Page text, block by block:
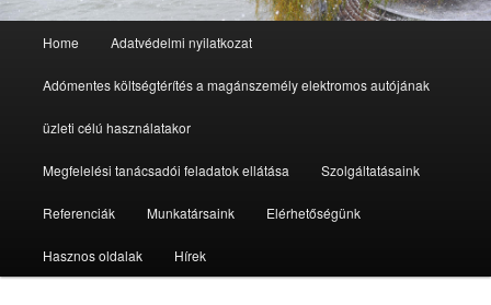
Skip
to
primary
content
Skip
to
secondary
content
Home Adatvédelmi nyilatkozat
Adómentes költségtérítés a magánszemély elektromos autójának
üzleti célú használatakor
Megfelelési tanácsadói feladatok ellátása Szolgáltatásaink
Referenciák Munkatársaink Elérhetőségünk
Hasznos oldalak Hírek